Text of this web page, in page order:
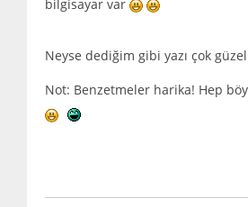
bilgisayar var
Neyse dediğim gibi yazı çok
Not: Benzetmeler harika! Hep